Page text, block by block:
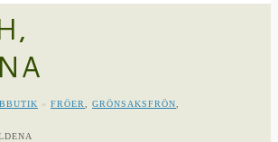
» FRÖER GRÖNSAKSFRÖN